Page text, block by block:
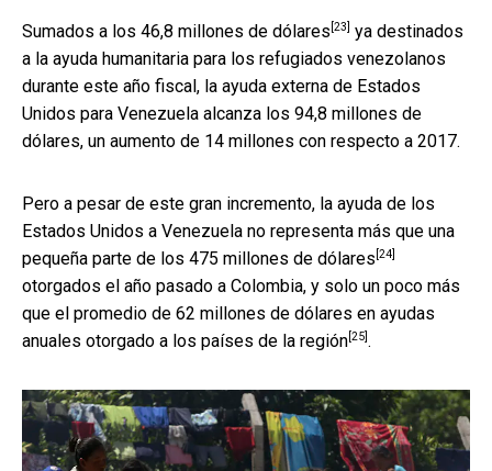
Sumados a los 46,8 millones de dólares [23]
ya destinados
a la ayuda humanitaria para los refugiados venezolanos
durante este año fiscal, la ayuda externa de Estados
Unidos para Venezuela alcanza los 94,8 millones de
dólares, un aumento de 14 millones con respecto a 2017.
Pero a pesar de este gran incremento, la ayuda de los
Estados Unidos a Venezuela no representa más que una
pequeña parte de los 475 millones de dólares [24]
otorgados el año pasado a Colombia, y solo un poco más
que el promedio de 62 millones de dólares en ayudas
anuales otorgado a los países de la región [25] .